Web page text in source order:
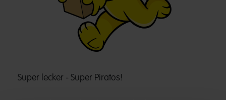
Super lecker - Super Piratos!